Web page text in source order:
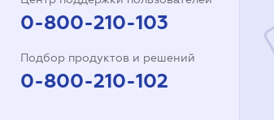
0-800-210-103
Подбор продуктов и решений
0-800-210-102